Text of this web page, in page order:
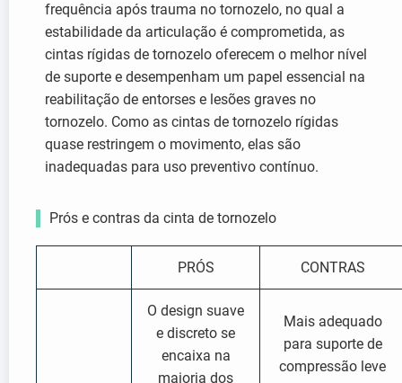
frequência após trauma no tornozelo, no qual a
estabilidade da articulação é comprometida, as
cintas rígidas de tornozelo oferecem o melhor nível
de suporte e desempenham um papel essencial na
reabilitação de entorses e lesões graves no
tornozelo. Como as cintas de tornozelo rígidas
quase restringem o movimento, elas são
inadequadas para uso preventivo contínuo.
Prós e contras da cinta de tornozelo
PRÓS CONTRAS
O design suave
e discreto se
encaixa na
maioria dos
Mais adequado
para suporte de
compressão leve